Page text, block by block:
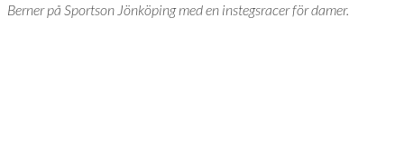
Berner på Sportson Jönköping med en instegsracer för damer.